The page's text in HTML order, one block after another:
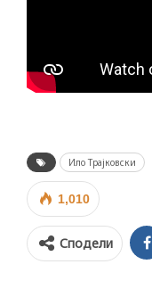
Ило Трајковски
1,010
Сподели